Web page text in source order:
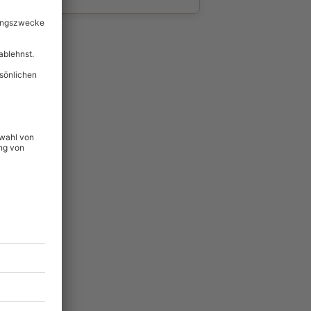
für alle Erlebnisse